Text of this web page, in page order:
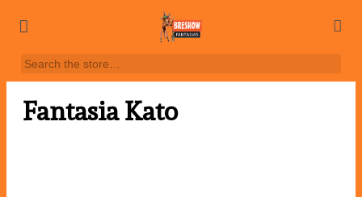
Fantasia Kato